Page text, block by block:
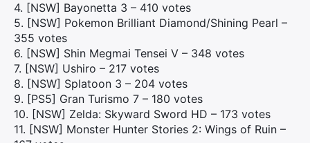
4. [NSW] Bayonetta 3 – 410 votes
5. [NSW] Pokemon Brilliant Diamond/Shining Pearl –
355 votes
6. [NSW] Shin Megmai Tensei V – 348 votes
7. [NSW] Ushiro – 217 votes
8. [NSW] Splatoon 3 – 204 votes
9. [PS5] Gran Turismo 7 – 180 votes
10. [NSW] Zelda: Skyward Sword HD – 173 votes
11. [NSW] Monster Hunter Stories 2: Wings of Ruin –